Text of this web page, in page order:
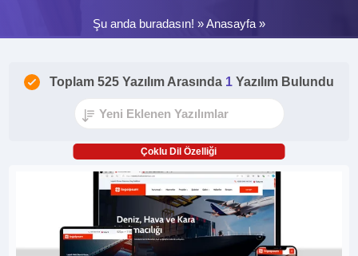
Şu anda buradasın! »Anasayfa »
Toplam 525 Yazılım Arasında 1 Yazılım Bulundu
Çoklu Dil Özelliği